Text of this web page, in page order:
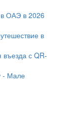
в ОАЭ в 2026
в
с QR-
- Мале